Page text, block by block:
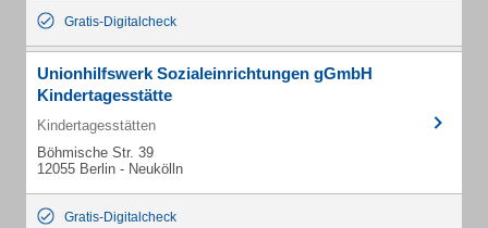
Gratis-Digitalcheck
Unionhilfswerk Sozialeinrichtungen gGmbH
Kindertagesstätte
Kindertagesstätten
Böhmische Str. 39
12055 Berlin - Neukölln
Gratis-Digitalcheck